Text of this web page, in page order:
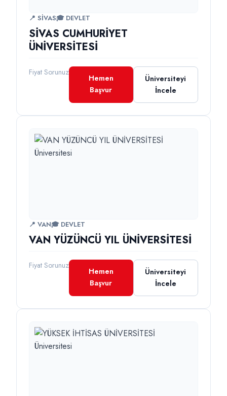
📍 SİVAS🎓 DEVLET
SİVAS CUMHURİYET
ÜNİVERSİTESİ
Fiyat Sorunuz
Hemen
Başvur
Üniversiteyi
İncele
📍 VAN🎓 DEVLET
VAN YÜZÜNCÜ YIL ÜNİVERSİTESİ
Fiyat Sorunuz
Hemen
Başvur
Üniversiteyi
İncele